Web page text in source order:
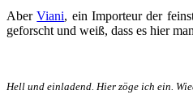
AberViani, ein Importeur der
geforscht und weiß, dass es hier
Hell und einladend. Hier zöge ich ein.